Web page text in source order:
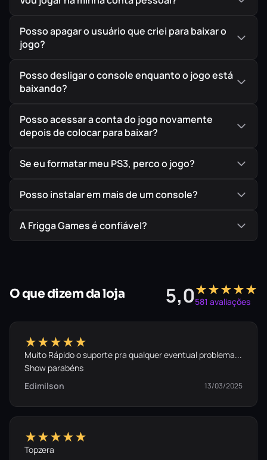
Posso apagar o usuário que criei para baixar o
jogo?
Posso desligar o console enquanto o jogo está
baixando?
Posso acessar a conta do jogo novamente
depois de colocar para baixar?
Se eu formatar meu PS3, perco o jogo?
Posso instalar em mais de um console?
A Frigga Games é confiável?
O que dizem da loja 5,0★★★★★
581 avaliações
★★★★★
Muito Rápido o suporte pra qualquer eventual problema...
Show parabéns
Edimilson
13/03/2025
★★★★★
Topzera